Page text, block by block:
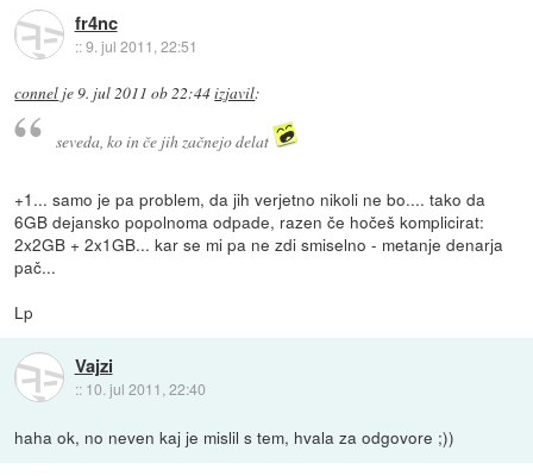
fr4nc
::9. jul 2011, 22:51
connel je9. jul 2011 ob 22:44izjavil:
seveda, ko in če jih začnejo delat
+1... samo je pa problem, da jih verjetno nikoli ne bo.... tako da
6GB dejansko popolnoma odpade, razen če hočeš komplicirat:
2x2GB + 2x1GB... kar se mi pa ne zdi smiselno - metanje denarja
pač...
Lp
Vajzi
:: 10. jul 2011, 22:40
haha ok, no neven kaj je mislil s tem, hvala za odgovore ;))